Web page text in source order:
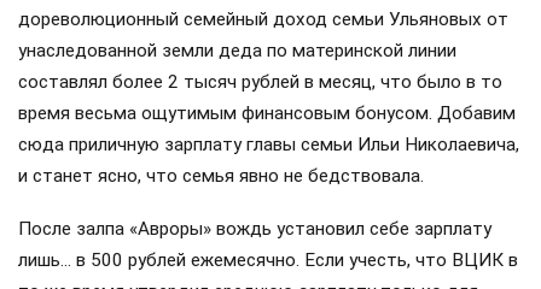
дореволюционный семейный доход семьи Ульяновых от
унаследованной земли деда по материнской линии
составлял более 2 тысяч рублей в месяц, что было в то
время весьма ощутимым финансовым бонусом. Добавим
сюда приличную зарплату главы семьи Ильи Николаевича,
и станет ясно, что семья явно не бедствовала.
После залпа «Авроры» вождь установил себе зарплату
лишь… в 500 рублей ежемесячно. Если учесть, что ВЦИК в